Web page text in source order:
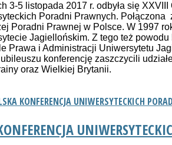
3-5 listopada 2017 r. odbyła się
Poradni Prawnych. Połączona
Poradni Prawnej w Polsce. W 1997
Jagiellońskim. Z tego też
Prawa i Administracji Uniwersytetu
konferencję zaszczycili
oraz Wielkiej Brytanii.
KONFERENCJA UNIWERSYTECKICH